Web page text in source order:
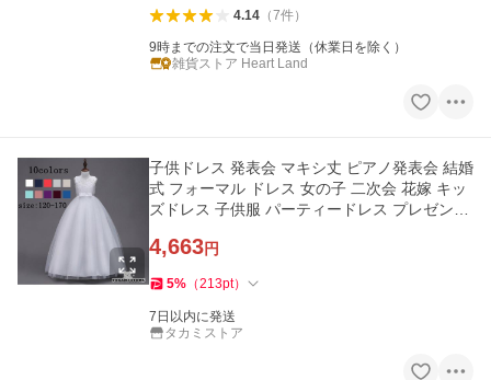
4.14（7件）
9時までの注文で当日発送（休業日を除く）
雑貨ストア Heart Land
子供ドレス 発表会 マキシ丈 ピアノ発表会 結婚
式 フォーマル ドレス 女の子 二次会 花嫁 キッ
ズドレス 子供服 パーティードレス プレゼント
4,663円
5% （213pt）
7日以内に発送
タカミストア